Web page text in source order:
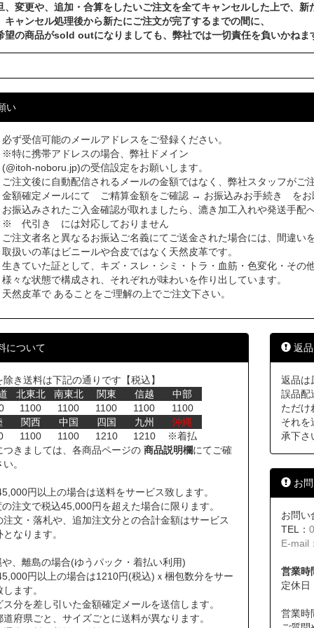
、変更や、追加・合算をしたいご注文を全てキャンセルした上で、新
キャンセル処理後から新たにご注文が完了するまでの間に、
望の商品がsold outになりましても、弊社では一切責任を負いかねま
い
必ず受信可能のメールアドレスをご登録ください。
※特に携帯アドレスの場合、弊社ドメイン
(@itoh-noboru.jp)の受信設定をお願いします。
ご注文後に自動配信されるメールの金額ではなく、弊社スタッフがご
金額確定メールにて ご精算金額をご確認 → お振込みお手続き をお
お振込みされたご入金確認が取れましたら、漉き加工入れや発送手配
※ 代引き には対応しておりません
ご注文者名と異なるお振込ご名義にてご送金された場合には、間違い
取扱いの革はビニールや合皮ではなく天然皮革です。
生きていた証として、キズ・スレ・シミ・トラ・血筋・色変化・その
様々な状態で構成され、それぞれが味わいを作り出しています。
天然皮革で あることをご理解の上でご注文下さい。
について
除き送料は下記の通りです【税込】
北東北 南東北 関東 信越
中部
1100 1100 1100 1100
1100
関西 中国 四国 九州
沖縄
1100 1100 1210 1210
※着払
つきましては、各商品ページの 商品説明欄にてご確
。
円以上の場合は送料をサービス致します。
注文で税込45,000円を超えた場合に限ります。
注文・落札や、追加注文分との合計金額はサービス
なります。
、離島の場合(ゆうパック・着払い利用)
円以上の場合は1210円(税込)ｘ梱包数分をサー
ます。
ス分を差し引いた金額確定メールを送信します。
府県ごと、サイズごとに送料が異なります。
返
返品は
誤品配
ただけ
それを
承下さ
お
お問い
TEL：
E-mail
営業時
定休日
営業時